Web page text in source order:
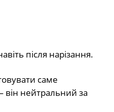
після нарізання.
саме
нейтральний за